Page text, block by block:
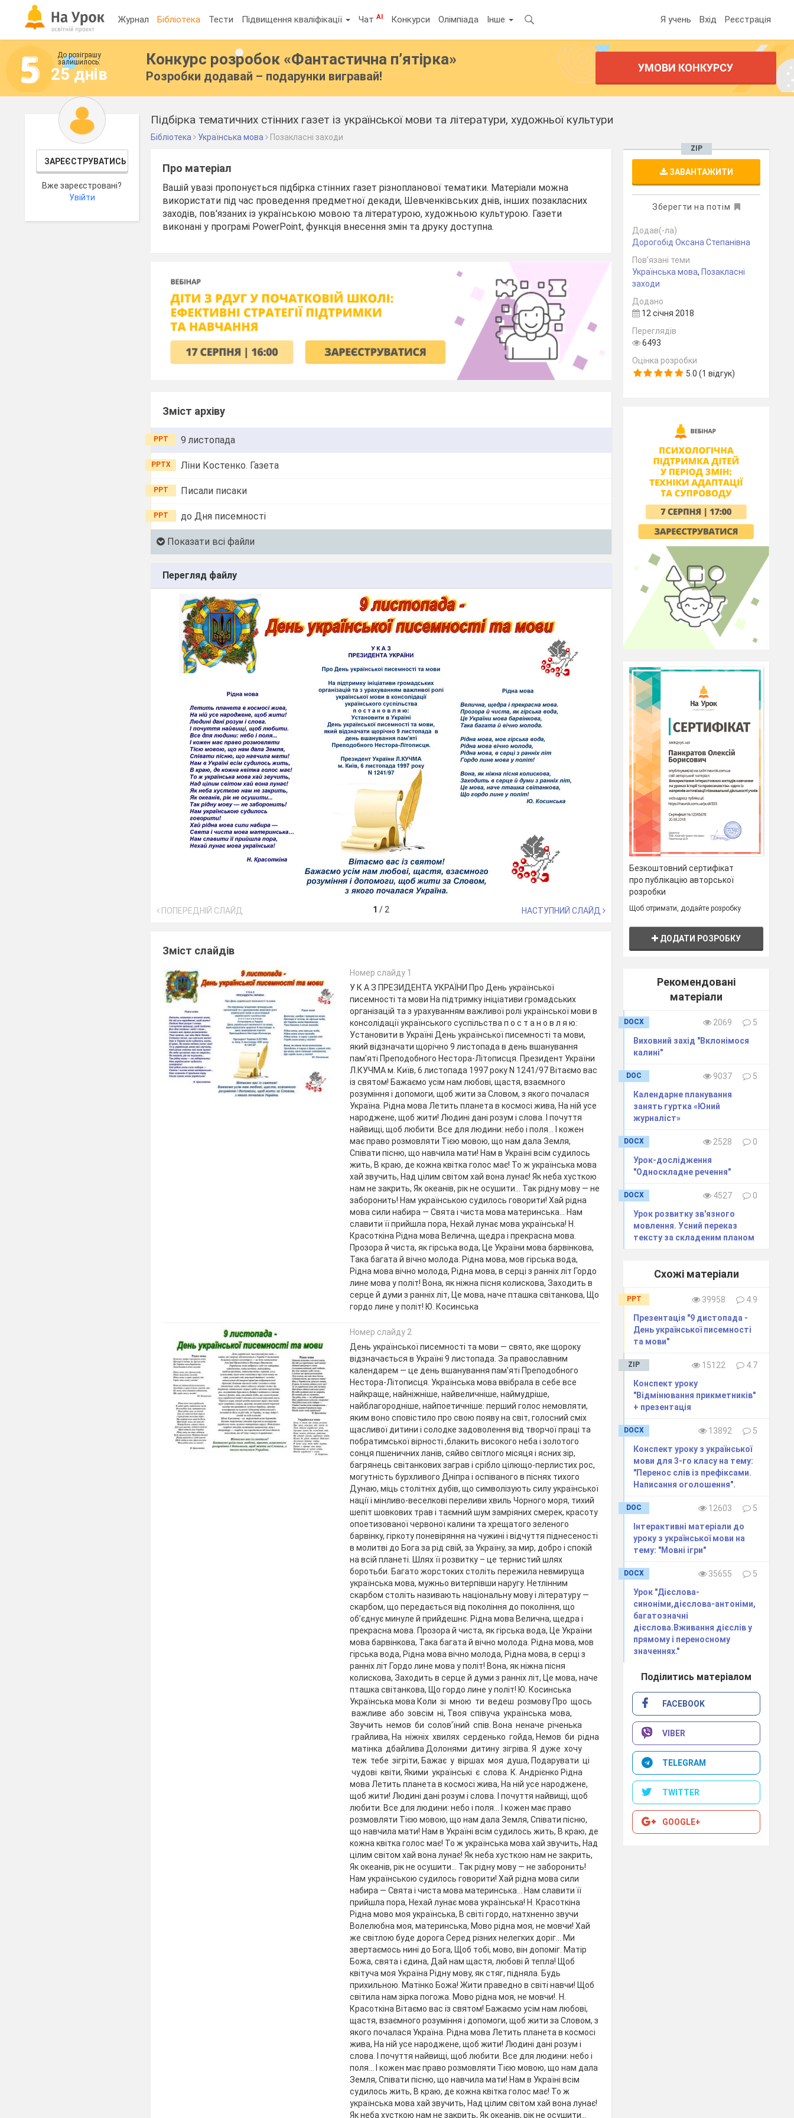
Журнал Бібліотека Тести Підвищення кваліфікації ЧатAI Конкурси Олімпіада Інше Я учень Вхід Реєстрація
До розіграшу
залишилось:
25 днів
Конкурс розробок «Фантастична п’ятірка»
Розробки додавай – подарунки вигравай!
УМОВИ КОНКУРСУ
ЗАРЕЄСТРУВАТИСЬ
Вже зареєстровані?
Увійти
Підбірка тематичних стінних газет із української мови та літератури, художньої культури
Бібліотека Українська мова Позакласні заходи
Про матеріал
Вашій увазі пропонується підбірка стінних газет різнопланової тематики. Матеріали можна
використати під час проведення предметної декади, Шевченківських днів, інших позакласних
заходів, пов'язаних із українською мовою та літературою, художньою культурою. Газети
виконані у програмі PowerPoint, функція внесення змін та друку доступна.
Зміст архіву
9 листопада
PPT
Ліни Костенко. Газета
PPTX
Писали писаки
PPT
до Дня писемності
PPT
Показати всі файли
Перегляд файлу
ПОПЕРЕДНІЙ СЛАЙД 1 / 2 НАСТУПНИЙ СЛАЙД
Зміст слайдів
Номер слайду 1
У К А З ПРЕЗИДЕНТА УКРАЇНИ Про День української
писемності та мови На підтримку ініціативи громадських
організацій та з урахуванням важливої ролі української мови в
консолідації українського суспільства п о с т а н о в л я ю:
Установити в Україні День української писемності та мови,
який відзначати щорічно 9 листопада в день вшанування
пам'яті Преподобного Нестора-Літописця. Президент України
Л.КУЧМА м. Київ, 6 листопада 1997 року N 1241/97 Вітаємо вас
із святом! Бажаємо усім нам любові, щастя, взаємного
розуміння і допомоги, щоб жити за Словом, з якого почалася
Україна. Рідна мова Летить планета в космосі жива, На ній усе
народжене, щоб жити! Людині дані розум і слова. І почуття
найвищі, щоб любити. Все для людини: небо і поля... І кожен
має право розмовляти Тією мовою, що нам дала Земля,
Співати пісню, що навчила мати! Нам в Україні всім судилось
жить, В краю, де кожна квітка голос має! То ж українська мова
хай звучить, Над цілим світом хай вона лунає! Як неба хусткою
нам не закрить, Як океанів, рік не осушити... Так рідну мову — не
заборонить! Нам українською судилось говорити! Хай рідна
мова сили набира — Свята і чиста мова материнська… Нам
славити її прийшла пора, Нехай лунає мова українська! Н.
Красоткіна Рідна мова Велична, щедра і прекрасна мова.
Прозора й чиста, як гірська вода, Це України мова барвінкова,
Така багата й вічно молода. Рідна мова, мов гірська вода,
Рідна мова вічно молода, Рідна мова, в серці з ранніх літ Гордо
лине мова у політ! Вона, як ніжна пісня колискова, Заходить в
серце й думи з ранніх літ, Це мова, наче пташка світанкова, Що
гордо лине у політ! Ю. Косинська
Номер слайду 2
День української писемності та мови — свято, яке щороку
відзначається в Україні 9 листопада. За православним
календарем — це день вшанування пам'яті Преподобного
Нестора-Літописця. Українська мова ввібрала в себе все
найкраще, найніжніше, найвеличніше, наймудріше,
найблагородніше, найпоетичніше: перший голос немовляти,
яким воно сповістило про свою появу на світ, голосний сміх
щасливої дитини і солодке задоволення від творчої праці та
побратимської вірності ,блакить високого неба і золотого
сонця пшеничних ланів, сяйво світлого місяця і ясних зір,
багрянець світанкових заграв і срібло цілющо-перлистих рос,
могутність бурхливого Дніпра і оспіваного в піснях тихого
Дунаю, міць столітніх дубів, що символізують силу української
нації і мінливо-веселкові переливи хвиль Чорного моря, тихий
шепіт шовкових трав і таємний шум замріяних смерек, красоту
опоетизованої червоної калини та хрещатого зеленого
барвінку, гіркоту поневіряння на чужині і відчуття піднесеності
в молитві до Бога за рід свій, за Україну, за мир, добро і спокій
на всій планеті. Шлях її розвитку – це тернистий шлях
боротьби. Багато жорстоких століть пережила невмируща
українська мова, мужньо витерпівши наругу. Нетлінним
скарбом століть називають національну мову і літературу —
скарбом, що передається від покоління до покоління, що
об’єднує минуле й прийдешнє. Рідна мова Велична, щедра і
прекрасна мова. Прозора й чиста, як гірська вода, Це України
мова барвінкова, Така багата й вічно молода. Рідна мова, мов
гірська вода, Рідна мова вічно молода, Рідна мова, в серці з
ранніх літ Гордо лине мова у політ! Вона, як ніжна пісня
колискова, Заходить в серце й думи з ранніх літ, Це мова, наче
пташка світанкова, Що гордо лине у політ! Ю. Косинська
Українська мова Коли зі мною ти ведеш розмову Про щось
важливе або зовсім ні, Твоя співуча українська мова,
Звучить немов би солов'їний спів. Вона неначе річенька
грайлива, На ніжніх хвилях серденько гойда, Немов би рідна
матінка дбайлива Долонями дитину зігріва. Я дуже хочу
теж тебе зігріти, Бажає у віршах моя душа, Подарувати ці
чудові квіти, Якими українські є слова. К. Андрієнко Рідна
мова Летить планета в космосі жива, На ній усе народжене,
щоб жити! Людині дані розум і слова. І почуття найвищі, щоб
любити. Все для людини: небо і поля... І кожен має право
розмовляти Тією мовою, що нам дала Земля, Співати пісню,
що навчила мати! Нам в Україні всім судилось жить, В краю, де
кожна квітка голос має! То ж українська мова хай звучить, Над
цілим світом хай вона лунає! Як неба хусткою нам не закрить,
Як океанів, рік не осушити... Так рідну мову — не заборонить!
Нам українською судилось говорити! Хай рідна мова сили
набира — Свята і чиста мова материнська… Нам славити її
прийшла пора, Нехай лунає мова українська! Н. Красоткіна
Рідна мово моя українська, В світі гордо, натхненно звучи
Волелюбна моя, материнська, Мово рідна моя, не мовчи! Хай
же світлою буде дорога Серед різних нелегких доріг... Ми
звертаємось нині до Бога, Щоб тобі, мово, він допоміг. Матір
Божа, свята і єдина, Дай нам щастя, любові й тепла! Щоб
квітуча моя Україна Рідну мову, як стяг, підняла. Будь
прихильною. Матінко Божа! Жити праведно в світі навчи! Щоб
світила нам зірка погожа. Мово рідна моя, не мовчи!. Н.
Красоткіна Вітаємо вас із святом! Бажаємо усім нам любові,
щастя, взаємного розуміння і допомоги, щоб жити за Словом, з
якого почалася Україна. Рідна мова Летить планета в космосі
жива, На ній усе народжене, щоб жити! Людині дані розум і
слова. І почуття найвищі, щоб любити. Все для людини: небо і
поля... І кожен має право розмовляти Тією мовою, що нам дала
Земля, Співати пісню, що навчила мати! Нам в Україні всім
судилось жить, В краю, де кожна квітка голос має! То ж
українська мова хай звучить, Над цілим світом хай вона лунає!
Як неба хусткою нам не закрить, Як океанів, рік не осушити...
ZIP
ЗАВАНТАЖИТИ
Зберегти на потім
Додав(-ла)
Дорогобід Оксана Степанівна
Пов’язані теми
Українська мова, Позакласні
заходи
Додано
12 січня 2018
Переглядів
6493
Оцінка розробки
5.0 (1 відгук)
Безкоштовний сертифікат
про публікацію авторської
розробки
Щоб отримати, додайте розробку
ДОДАТИ РОЗРОБКУ
Рекомендовані
матеріали
DOCX 2069
5
Виховний захід "Вклонімося
калині"
DOC 9037
5
Календарне планування
занять гуртка «Юний
журналіст»
DOCX 2528
0
Урок-дослідження
"Односкладне речення"
DOCX 4527
0
Урок розвитку зв'язного
мовлення. Усний переказ
тексту за складеним планом
Схожі матеріали
PPT 39958
4.9
Презентація "9 дистопада -
День української писемності
та мови"
ZIP 15122
4.7
Конспект уроку
"Відмінювання прикметників"
+ презентація
DOCX 13892
5
Конспект уроку з української
мови для 3-го класу на тему:
"Перенос слів із префіксами.
Написання оголошення".
DOC 12603
5
Інтерактивні матеріали до
уроку з української мови на
тему: "Мовні ігри"
DOCX 35655
5
Урок "Дієслова-
синоніми,дієслова-антоніми,
багатозначні
дієслова.Вживання дієслів у
прямому і переносному
значеннях."
Поділитись матеріалом
FACEBOOK
VIBER
TELEGRAM
TWITTER
GOOGLE+